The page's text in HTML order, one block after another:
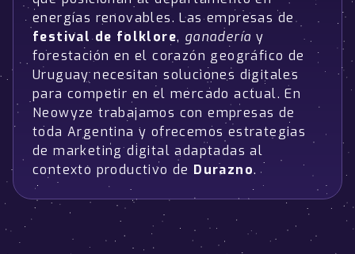
energías renovables. Las empresas de
festival de folklore, ganadería y
forestación en el corazón geográfico de
Uruguay necesitan soluciones digitales
para competir en el mercado actual. En
Neowyze trabajamos con empresas de
toda Argentina y ofrecemos estrategias
de marketing digital adaptadas al
contexto productivo de Durazno.